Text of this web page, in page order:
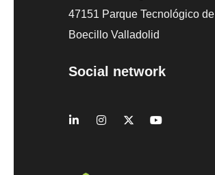
47151 Parque Tecnológico de
Boecillo Valladolid
Social network